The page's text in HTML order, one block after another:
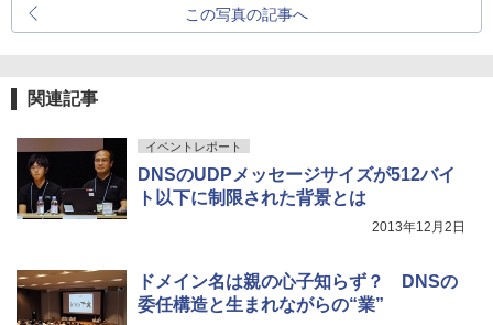
この写真の記事へ
関連記事
イベントレポート
DNSのUDPメッセージサイズが512バイ
ト以下に制限された背景とは
2013年12月2日
ドメイン名は親の心子知らず？ DNSの
委任構造と生まれながらの“業”